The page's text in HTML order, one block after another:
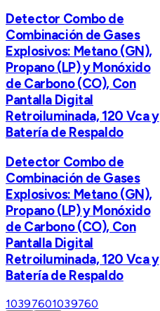
Detector Combo de
Combinación de Gases
Explosivos: Metano (GN),
Propano (LP) y Monóxido
de Carbono (CO), Con
Pantalla Digital
Retroiluminada, 120 Vca y
Batería de Respaldo
Detector Combo de
Combinación de Gases
Explosivos: Metano (GN),
Propano (LP) y Monóxido
de Carbono (CO), Con
Pantalla Digital
Retroiluminada, 120 Vca y
Batería de Respaldo
10397601039760